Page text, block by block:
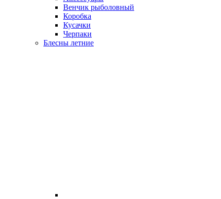
Венчик рыболовный
Коробка
Кусачки
Черпаки
Блесны летние